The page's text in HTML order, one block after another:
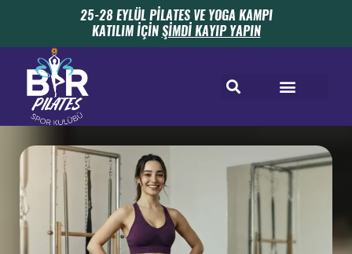
25-28 EYLÜL PİLATES VE YOGA KAMPI
KATILIM İÇİNŞİMDİ KAYIP YAPIN